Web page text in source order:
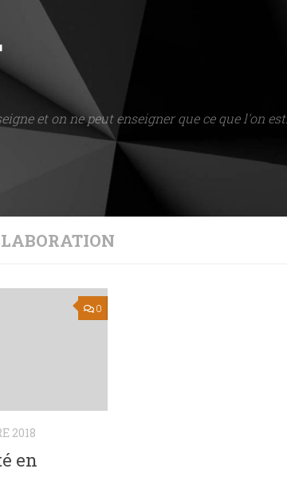
et on ne peut enseigner que ce que l'on est.
0
2018
en